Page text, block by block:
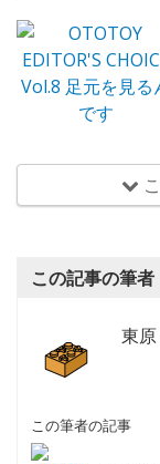
この記事の筆者
東
この筆者の記事